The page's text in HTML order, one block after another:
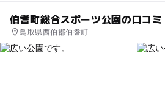
伯耆町総合スポーツ公園の口コミ
鳥取県西伯郡伯耆町